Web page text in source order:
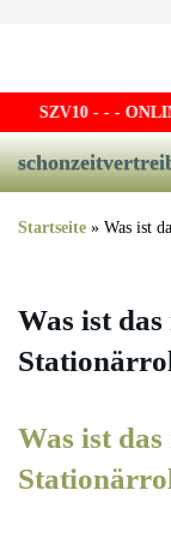
SZV10- - -
Startseite » Was ist
Was ist
Was ist